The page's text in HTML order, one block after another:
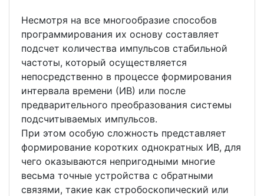
Несмотря на все многообразие способов
программирования их основу составляет
подсчет количества импульсов стабильной
частоты, который осуществляется
непосредственно в процессе формирования
интервала времени (ИВ) или после
предварительного преобразования системы
подсчитываемых импульсов.
При этом особую сложность представляет
формирование коротких однократных ИВ, для
чего оказываются непригодными многие
весьма точные устройства с обратными
связями, такие как стробоскопический или